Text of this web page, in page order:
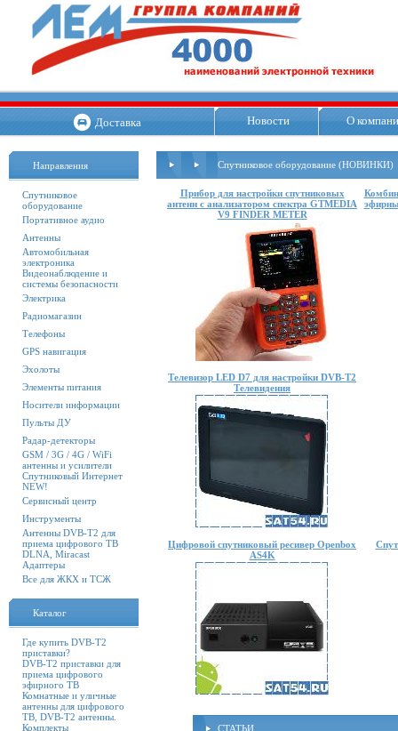
Доставка Новости О
Направления
Спутниковое
оборудование
Портативное аудио
Антенны
Автомобильная
электроника
Видеонаблюдение и
системы безопасности
Электрика
Радиомагазин
Телефоны
GPS навигация
Эхолоты
Элементы питания
Носители информации
Пульты ДУ
Радар-детекторы
GSM / 3G / 4G / WiFi
антенны и усилители
Спутниковый Интернет
NEW!
Сервисный центр
Инструменты
Антенны DVB-T2 для
приема цифрового ТВ
DLNA, Miracast
Адаптеры
Все для ЖКХ и ТСЖ
Каталог
Где купить DVB-T2
приставки?
DVB-T2 приставки для
приема цифрового
эфирного ТВ
Комнатные и уличные
антенны для цифрового
ТВ, DVB-T2 антенны.
Комплекты
Спутниковое оборудование (НОВИНКИ)
Прибор для настройки спутниковых
антенн с анализатором спектра GTMEDIA
V9 FINDER METER
Телевизор LED D7 для настройки DVB-T2
Телевидения
Цифровой спутниковый ресивер Openbox
AS4K
СТАТЬИ